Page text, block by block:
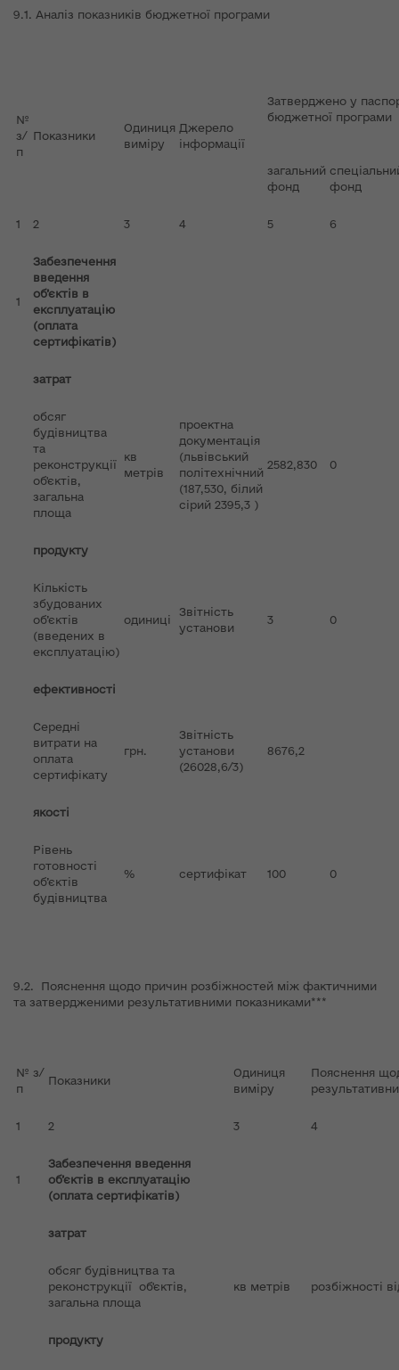
9.1. Аналіз показників бюджетної програми
№
з/
п
Показники
Одиниця
виміру
Джерело
інформації
Затверджено у
бюджетної програми
загальний
фонд
фонд
1 2 3 4 5 6
1
Забезпечення
введення
об’єктів в
експлуатацію
(оплата
сертифікатів)
затрат
обсяг
будівництва
та
реконструкції
об'єктів,
загальна
площа
кв
метрів
проектна
документація
(львівський
політехнічний
(187,530, білий
сірий 2395,3 )
2582,830 0
продукту
Кількість
збудованих
об’єктів
(введених в
експлуатацію)
одиниці
Звітність
установи
3 0
ефективності
Середні
витрати на
оплата
сертифікату
грн.
Звітність
установи
(26028,6/3)
8676,2
якості
Рівень
готовності
об’єктів
будівництва
% сертифікат 100 0
9.2. Пояснення щодо причин розбіжностей між фактичними
та затвердженими результативними показниками***
№ з/
п
Показники
Одиниця
виміру
Пояснення
1 2 3 4
1
Забезпечення введення
об’єктів в експлуатацію
(оплата сертифікатів)
затрат
обсяг будівництва та
реконструкції об'єктів,
загальна площа
кв метрів розбіжності
продукту